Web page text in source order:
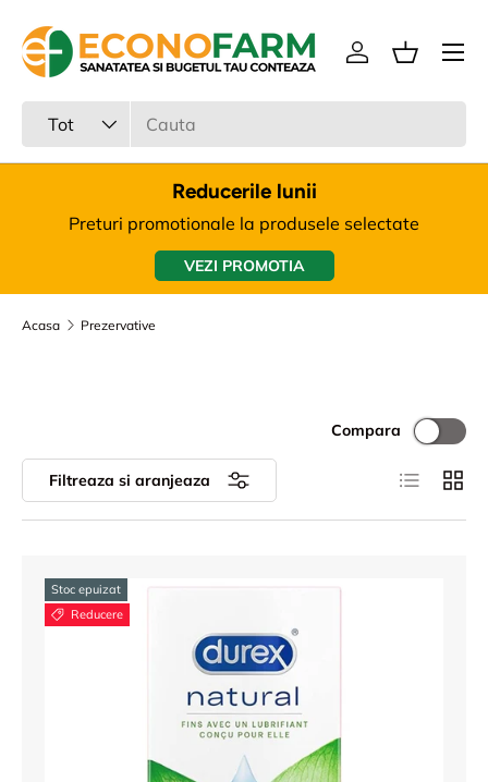
Sari la continut
Tot
Intra in cont
Cos
Meniu
Reducerile lunii
Preturi promotionale la produsele selectate
VEZI PROMOTIA
Acasa Prezervative
Filtreaza si aranjeaza
Compara
Lista Tabel
Stoc epuizat
Reducere